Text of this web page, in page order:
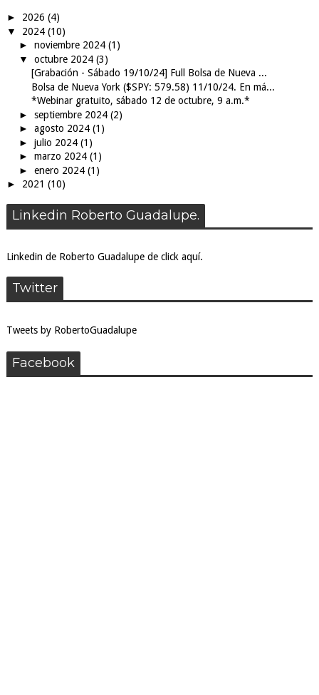
► 2026 (4)
▼ 2024 (10)
► noviembre 2024 (1)
▼ octubre 2024 (3)
[Grabación - Sábado 19/10/24] Full Bolsa de Nueva ...
Bolsa de Nueva York ($SPY: 579.58) 11/10/24. En má...
*Webinar gratuito, sábado 12 de octubre, 9 a.m.*
► septiembre 2024 (2)
► agosto 2024 (1)
► julio 2024 (1)
► marzo 2024 (1)
► enero 2024 (1)
► 2021 (10)
Linkedin Roberto Guadalupe.
Linkedin de Roberto Guadalupe de click aquí.
Twitter
Tweets by RobertoGuadalupe
Facebook